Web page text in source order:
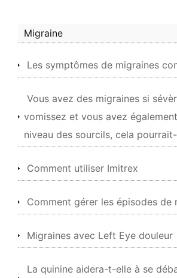
Migraine
Les symptômes de migraines
Vous avez des migraines si
vomissez et vous avez
niveau des sourcils, cela
Comment utiliser Imitrex
Comment gérer les épisodes de
Migraines avec Left Eye douleur
La quinine aidera-t-elle à se